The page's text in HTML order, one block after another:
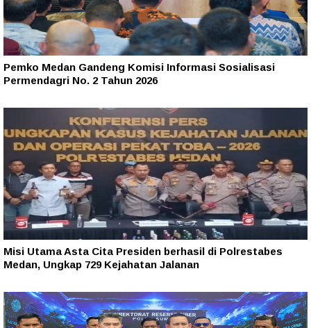
Pemko Medan Gandeng Komisi Informasi Sosialisasi
Permendagri No. 2 Tahun 2026
Misi Utama Asta Cita Presiden berhasil di Polrestabes
Medan, Ungkap 729 Kejahatan Jalanan